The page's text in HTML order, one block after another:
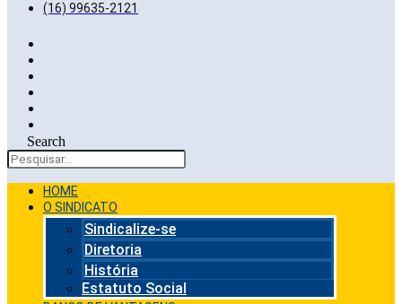
(16) 99635-2121
Search
HOME
O SINDICATO
Sindicalize-se
Diretoria
História
Estatuto Social